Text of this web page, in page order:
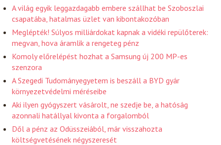
A világ egyik leggazdagabb embere szállhat be Szoboszlai
csapatába, hatalmas üzlet van kibontakozóban
Meglépték! Súlyos milliárdokat kapnak a vidéki repülőterek:
megvan, hova áramlik a rengeteg pénz
Komoly előrelépést hozhat a Samsung új 200 MP-es
szenzora
A Szegedi Tudományegyetem is beszáll a BYD gyár
környezetvédelmi méréseibe
Aki ilyen gyógyszert vásárolt, ne szedje be, a hatóság
azonnali hatállyal kivonta a forgalomból
Dől a pénz az Odüsszeiából, már visszahozta
költségvetésének négyszeresét